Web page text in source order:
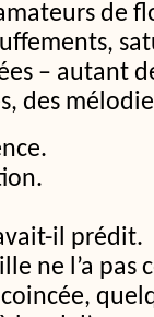
de
– autant
des
il prédit.
ne l’a